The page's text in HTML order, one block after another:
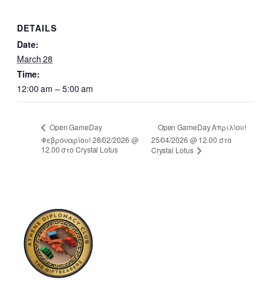
DETAILS
Date:
March 28
Time:
12:00 am – 5:00 am
Open GameDay
Φεβρουαρίου! 28/02/2026 @
12.00 στο Crystal Lotus
Open GameDay Απριλίου!
25/04/2026 @ 12.00 στο
Crystal Lotus